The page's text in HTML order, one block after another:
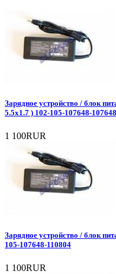
Зарядное уcтройство / блок
5.5x1.7 ) 102-105-107648-107648
1 100RUR
Зарядное уcтройство / блок
105-107648-110804
1 100RUR